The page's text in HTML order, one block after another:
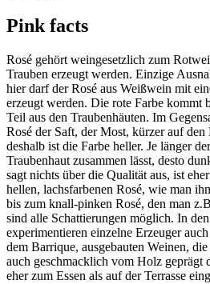
Pink facts
Rosé gehört weingesetzlich zum
Trauben erzeugt werden. Einzige
hier darf der Rosé aus Weißwein mit
erzeugt werden. Die rote Farbe kommt
Teil aus den Traubenhäuten. Im
Rosé der Saft, der Most, kürzer auf den
deshalb ist die Farbe heller. Je länger
Traubenhaut zusammen lässt, desto
sagt nichts über die Qualität aus, ist
hellen, lachsfarbenen Rosé, wie man
bis zum knall-pinken Rosé, den man
sind alle Schattierungen möglich. In
experimentieren einzelne Erzeuger
dem Barrique, ausgebauten Weinen,
auch geschmacklich vom Holz geprägt
eher zum Essen als auf der Terrasse